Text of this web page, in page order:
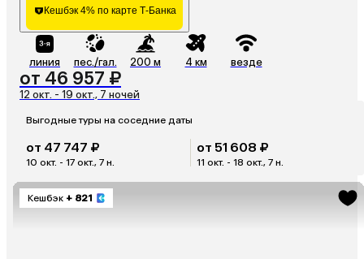
Кешбэк 4% по карте Т-Банка
линия пес./гал. 200 м 4 км везде
от 46 957 ₽
12 окт. - 19 окт., 7 ночей
Выгодные туры на соседние даты
от 47 747 ₽
10 окт. - 17 окт., 7 н.
от 51 608 ₽
11 окт. - 18 окт., 7 н.
Кешбэк + 821